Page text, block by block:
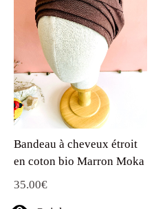
Bandeau à cheveux étroit
en coton bio Marron Moka
35.00€